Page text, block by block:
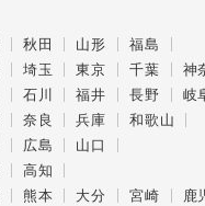
秋田 山形
福島
埼玉 東京 千葉
神
石川 福井 長野 岐
奈良 兵庫
和歌山
広島
山口
高知
熊本 大分 宮崎
鹿